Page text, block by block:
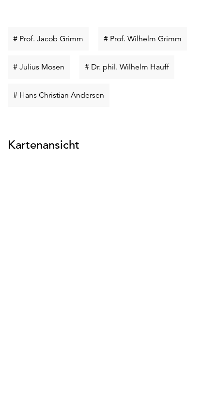
# Prof. Jacob Grimm Schlüsselwort
# Prof. Wilhelm Grimm
# Julius Mosen Schlüsselwort
# Dr. phil. Wilhelm HauffSchlüsselwort
# Hans Christian Andersen
Kartenansicht